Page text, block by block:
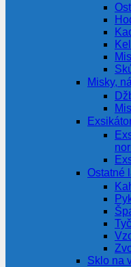
Misky,
Ostatné
Sklo na